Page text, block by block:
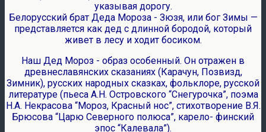
указывая дорогу.
Белорусский брат Деда Мороза - Зюзя, или бог Зимы —
представляется как дед с длинной бородой, который
живет в лесу и ходит босиком.
Наш Дед Мороз - образ особенный. Он отражен в
древнеславянских сказаниях (Карачун, Позвизд,
Зимник), русских народных сказках, фольклоре, русской
литературе (пьеса А.Н. Островского “Снегурочка”, поэма
Н.А. Некрасова “Мороз, Красный нос”, стихотворение В.Я.
Брюсова “Царю Северного полюса”, карело- финский
эпос “Калевала”).